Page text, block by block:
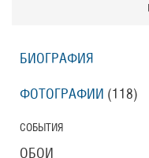
БИОГРАФИЯ
ФОТОГРАФИИ (118)
СОБЫТИЯ
ОБОИ